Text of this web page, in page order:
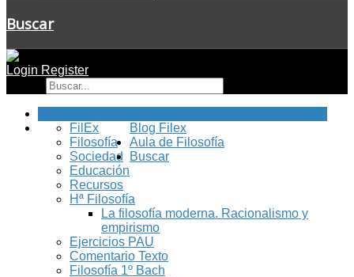
Buscar
Login Register
Blog Filex
FilEx
Filosofía
Sociedad
Educación
Recursos
Aula de Filosofía
Hª Filosofía
La filosofía moderna. Racionalismo y
empirismo
Ejercicios PAU
Comentario Texto
Filosofía 1º Bach
Buscar